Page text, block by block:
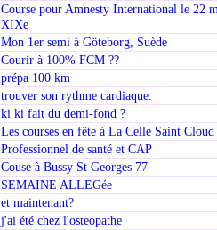
Course pour Amnesty International le 22
XIXe
Mon 1er semi à Göteborg, Suède
Courir à 100% FCM ??
prépa 100 km
trouver son rythme cardiaque.
ki ki fait du demi-fond ?
Les courses en fête à La Celle Saint Cloud
Professionnel de santé et CAP
Couse à Bussy St Georges 77
SEMAINE ALLEGée
et maintenant?
j'ai été chez l'osteopathe